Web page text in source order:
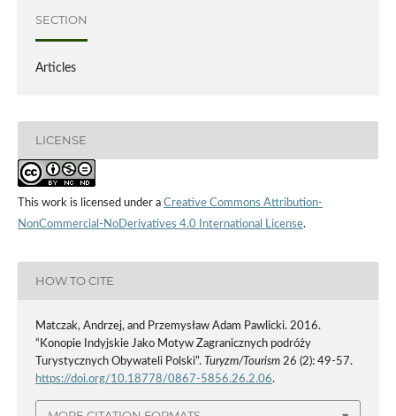
SECTION
Articles
LICENSE
This work is licensed under a Creative Commons Attribution-
NonCommercial-NoDerivatives 4.0 International License.
HOW TO CITE
Matczak, Andrzej, and Przemysław Adam Pawlicki. 2016.
“Konopie Indyjskie Jako Motyw Zagranicznych podróży
Turystycznych Obywateli Polski”. Turyzm/Tourism26 (2): 49-57.
https://doi.org/10.18778/0867-5856.26.2.06.